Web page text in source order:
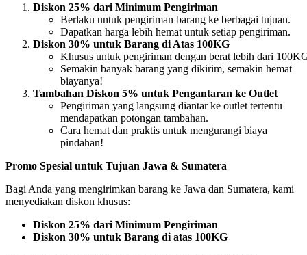
Diskon 25% dari Minimum Pengiriman
Berlaku untuk pengiriman barang ke berbagai tujuan.
Dapatkan harga lebih hemat untuk setiap pengiriman.
Diskon 30% untuk Barang di Atas 100KG
Khusus untuk pengiriman dengan berat lebih dari
Semakin banyak barang yang dikirim, semakin hemat
biayanya!
Tambahan Diskon 5% untuk Pengantaran ke Outlet
Pengiriman yang langsung diantar ke outlet tertentu
mendapatkan potongan tambahan.
Cara hemat dan praktis untuk mengurangi biaya
pindahan!
Promo Spesial untuk Tujuan Jawa & Sumatera
Bagi Anda yang mengirimkan barang ke Jawa dan Sumatera, kami
menyediakan diskon khusus:
Diskon 25% dari Minimum Pengiriman
Diskon 30% untuk Barang di atas 100KG